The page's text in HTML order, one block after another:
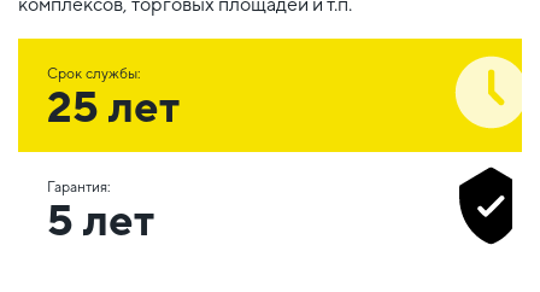
Срок службы:
25 лет
Гарантия:
5 лет